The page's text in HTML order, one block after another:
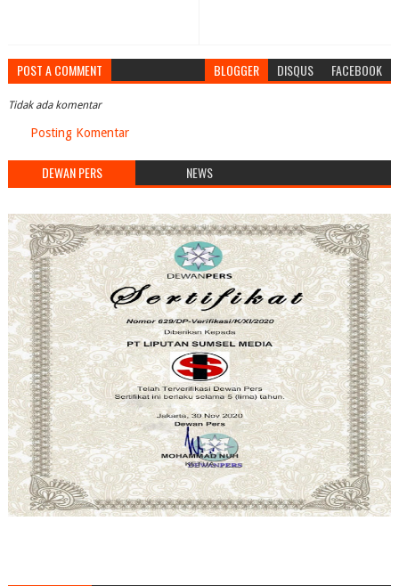
POST A COMMENT BLOGGER DISQUS FACEBOOK
Tidak ada komentar
Posting Komentar
DEWAN PERS NEWS